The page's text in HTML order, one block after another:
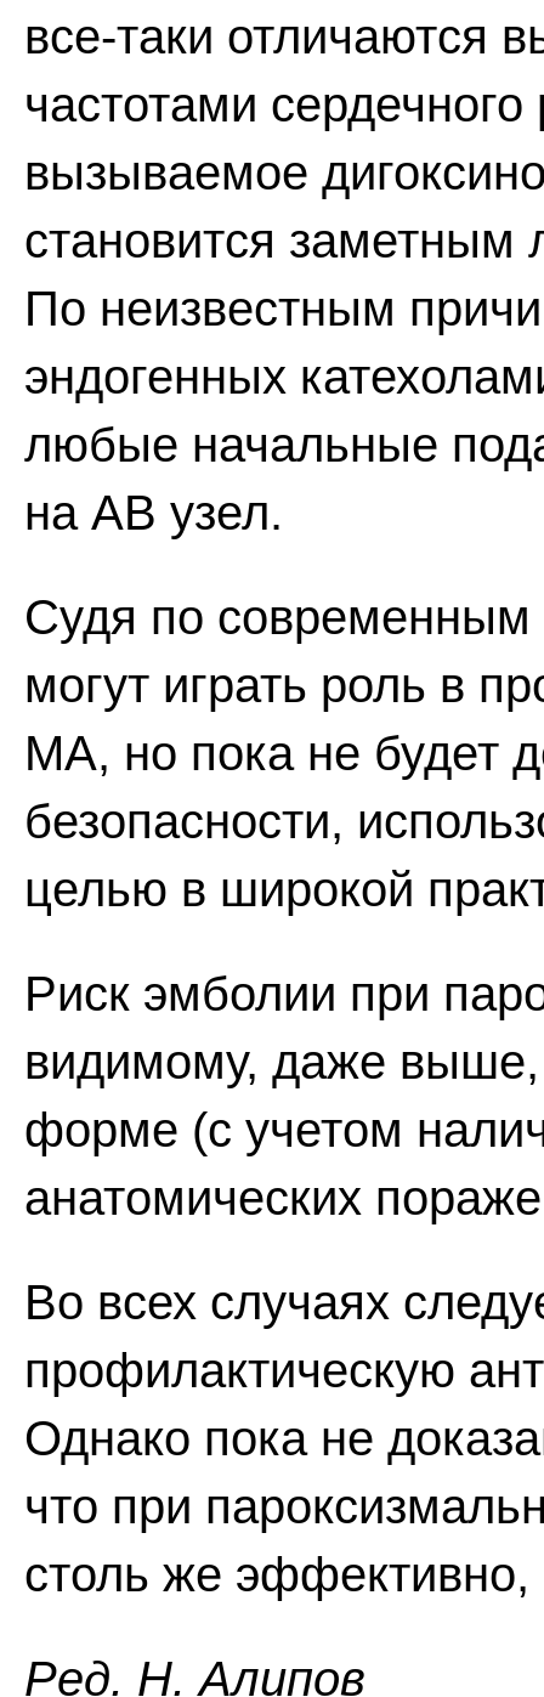
все-таки отличаются
частотами
вызываемое
становится заметным
По неизвестным
эндогенных
любые начальные
на АВ узел.
Судя по современным
могут играть роль в
МА, но пока не будет
безопасности,
целью в широкой
Риск эмболии при
видимому, даже выше,
форме (с учетом
анатомических
Во всех случаях
профилактическую
Однако пока не
что при
столь же
Ред. Н. Алипов